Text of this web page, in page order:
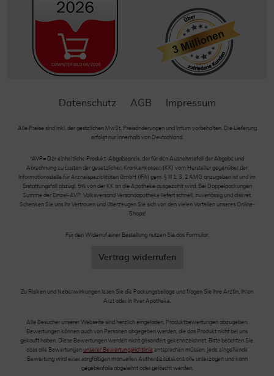
Datenschutz AGB Impressum
Alle Preise sind inkl. der gestzlichen MwSt. Preisänderungen und Irrtum vorbehalten. Die Lieferung
erfolgt nur innerhalb von Deutschland.
*AVP= Der einheitliche Produkt-Abgabepreis, der für den Ausnahmefall der Abgabe und
Abrechnung zu Lasten der gesetzlichen Krankenkassen (KK) vom Hersteller gegenüber der
Informationsstelle für Arzneispezialitäten GmbH (IFA) gem. § III 1, S. 2 AMG anzugeben ist und im
Erstattungsfall abzügl. 5% von der KK an die Apotheke ausgezahlt wird. Bei Doppelpackungen
Summe der Einzel-AVP. Volksversand Versandapotheke liefert schnell, zuverlässig und diskret.
Schenken Sie uns Ihr Vertrauen und überzeugen Sie sich von den vielen Vorteilen unseres Online-
Shops!
Für den Widerruf einer Bestellung nutzen Sie das Formular:
Vertrag widerrufen
Zu Risiken und Nebenwirkungen lesen Sie die Packungsbeilage und fragen Sie Ihre Ärztin, Ihren
Arzt oder in Ihrer Apotheke.
Alle Besucher unserer Webseite sind herzlich eingeladen, Produktbewertungen abzugeben.
Bewertungen können auch von Personen abgegeben werden, die das Produkt nicht bei uns
gekauft haben. Diese Bewertungen werden nicht gesondert gekennzeichnet. Bitte beachten Sie,
dass alle Bewertungen unserer Bewertungsrichtlinie entsprechen müssen. Jede eingehende
Bewertung wird einer sorgfältigen manuellen Authentizitätskontrolle unterzogen und kann
gegebenfalls abgelehnt oder gelöscht werden.